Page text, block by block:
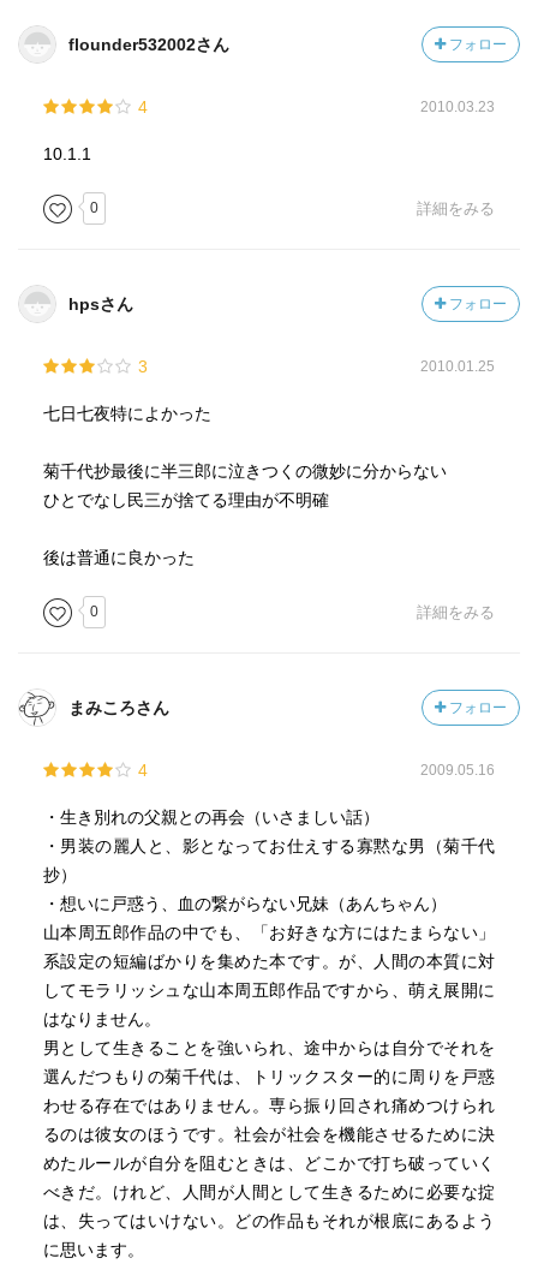
flounder532002さん フォロー
4 2010.03.23
10.1.1
0 詳細をみる
hpsさん フォロー
3 2010.01.25
七日七夜特によかった
菊千代抄最後に半三郎に泣きつくの微妙に分からない
ひとでなし民三が捨てる理由が不明確
後は普通に良かった
0 詳細をみる
まみころさん フォロー
4 2009.05.16
・生き別れの父親との再会（いさましい話）
・男装の麗人と、影となってお仕えする寡黙な男（菊千代
抄）
・想いに戸惑う、血の繋がらない兄妹（あんちゃん）
山本周五郎作品の中でも、「お好きな方にはたまらない」
系設定の短編ばかりを集めた本です。が、人間の本質に対
してモラリッシュな山本周五郎作品ですから、萌え展開に
はなりません。
男として生きることを強いられ、途中からは自分でそれを
選んだつもりの菊千代は、トリックスター的に周りを戸惑
わせる存在ではありません。専ら振り回され痛めつけられ
るのは彼女のほうです。社会が社会を機能させるために決
めたルールが自分を阻むときは、どこかで打ち破っていく
べきだ。けれど、人間が人間として生きるために必要な掟
は、失ってはいけない。どの作品もそれが根底にあるよう
に思います。